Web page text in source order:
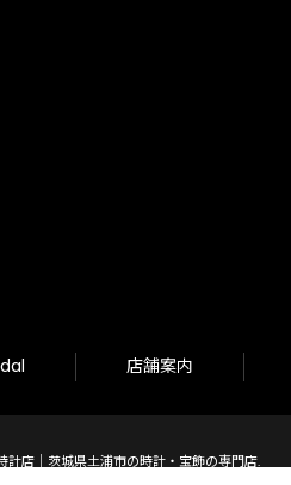
店舗案内
店｜茨城県土浦市の時計・宝飾の専門店.